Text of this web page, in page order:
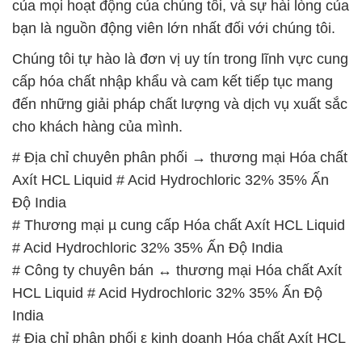
đến những giải pháp chất lượng và dịch vụ xuất sắc
cho khách hàng của mình.
# Địa chỉ chuyên phân phối → thương mại Hóa chất
Axít HCL Liquid # Acid Hydrochloric 32% 35% Ấn
Độ India
# Thương mại µ cung cấp Hóa chất Axít HCL Liquid
# Acid Hydrochloric 32% 35% Ấn Độ India
# Công ty chuyên bán ↔ thương mại Hóa chất Axít
HCL Liquid # Acid Hydrochloric 32% 35% Ấn Độ
India
# Địa chỉ phân phối ε kinh doanh Hóa chất Axít HCL
Liquid # Acid Hydrochloric 32% 35% Ấn Độ India
# Đơn vị cung cấp µ bán Hóa chất Axít HCL Liquid #
Acid Hydrochloric 32% 35% Ấn Độ India
# Đơn vị kinh doanh [ bán ] Hóa chất Axít HCL